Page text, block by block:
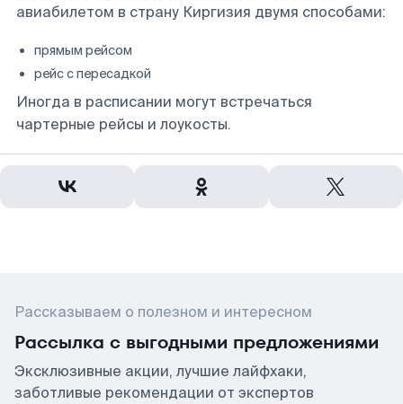
авиабилетом в страну Киргизия двумя способами:
прямым рейсом
рейс с пересадкой
Иногда в расписании могут встречаться
чартерные рейсы и лоукосты.
Рассказываем о полезном и интересном
Рассылка с выгодными предложениями
Эксклюзивные акции, лучшие лайфхаки,
заботливые рекомендации от экспертов